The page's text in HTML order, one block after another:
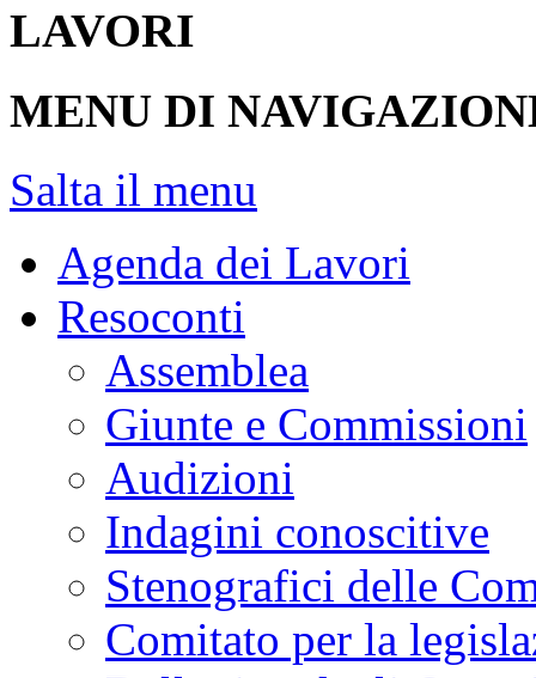
Cerca nel sito
Stai consultando:
Resoconti dell'Assemblea
INIZIO CONTENUTO
LAVORI
MENU DI